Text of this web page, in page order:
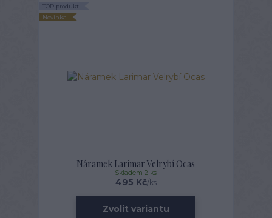
TOP produkt
Novinka
Náramek Larimar Velrybí Ocas
495 Kč/ks
Skladem 2 ks
Zvolit variantu